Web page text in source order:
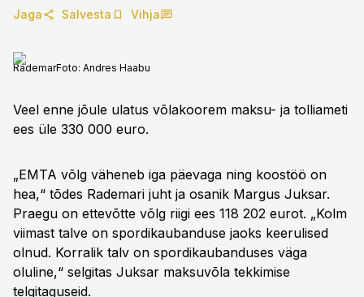
Jaga Salvesta Vihja
RademarFoto: Andres Haabu
Veel enne jõule ulatus võlakoorem maksu- ja tolliameti
ees üle 330 000 euro.
„EMTA võlg väheneb iga päevaga ning koostöö on
hea,“ tõdes Rademari juht ja osanik Margus Juksar.
Praegu on ettevõtte võlg riigi ees 118 202 eurot. „Kolm
viimast talve on spordikaubanduse jaoks keerulised
olnud. Korralik talv on spordikaubanduses väga
oluline,“ selgitas Juksar maksuvõla tekkimise
telgitaguseid.